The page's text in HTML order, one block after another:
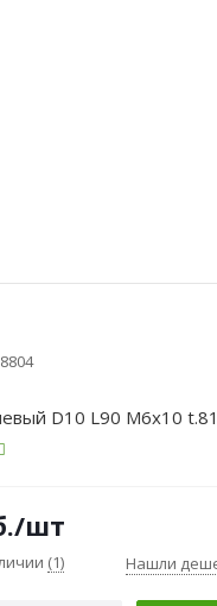
D10 L90 M6x10
/шт
(1) Нашли